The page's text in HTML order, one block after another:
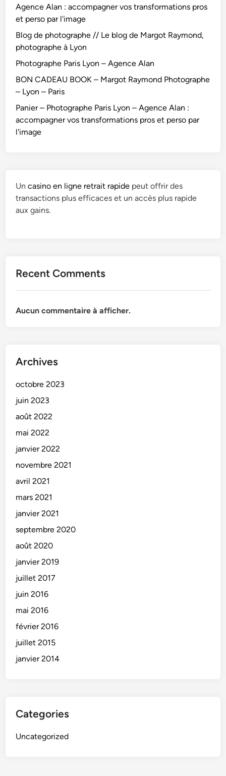
Agence Alan : accompagner vos transformations pros
et perso par l'image
Blog de photographe // Le blog de Margot Raymond,
photographe à Lyon
Photographe Paris Lyon – Agence Alan
BON CADEAU BOOK – Margot Raymond Photographe
– Lyon – Paris
Panier – Photographe Paris Lyon – Agence Alan :
accompagner vos transformations pros et perso par
l'image
Uncasino en ligne retrait rapide peut offrir des
transactions plus efficaces et un accès plus rapide
aux gains.
Recent Comments
Aucun commentaire à afficher.
Archives
octobre 2023
juin 2023
août 2022
mai 2022
janvier 2022
novembre 2021
avril 2021
mars 2021
janvier 2021
septembre 2020
août 2020
janvier 2019
juillet 2017
juin 2016
mai 2016
février 2016
juillet 2015
janvier 2014
Categories
Uncategorized